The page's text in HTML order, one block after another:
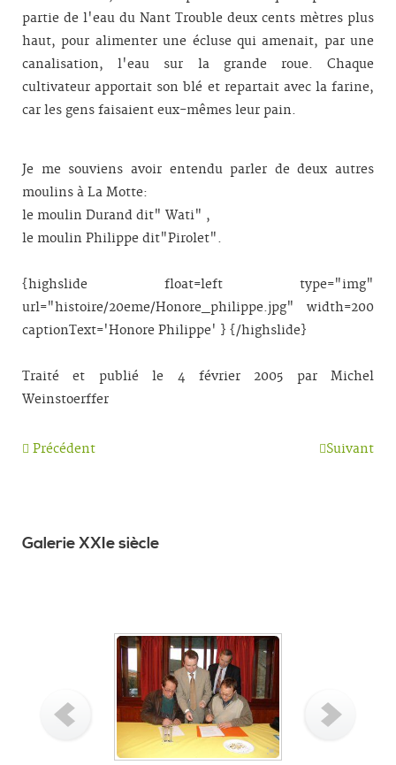
partie de l'eau du Nant Trouble deux cents mètres plus
haut, pour alimenter une écluse qui amenait, par une
canalisation, l'eau sur la grande roue. Chaque
cultivateur apportait son blé et repartait avec la farine,
car les gens faisaient eux-mêmes leur pain.
Je me souviens avoir entendu parler de deux autres
moulins à La Motte:
le moulin Durand dit" Wati" ,
le moulin Philippe dit"Pirolet".
{highslide float=left type="img"
url="histoire/20eme/Honore_philippe.jpg" width=200
captionText='Honore Philippe' } {/highslide}
Traité et publié le 4 février 2005 par Michel
Weinstoerffer
Précédent Suivant
Galerie XXIe siècle